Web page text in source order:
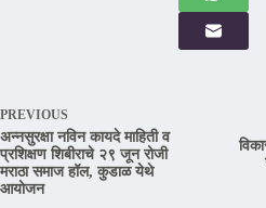
PREVIOUS
अन्नसुरक्षा नविन कायदे माहिती व
प्रशिक्षण शिबीराचे २९ जून रोजी
मराठा समाज हॉल, कुडाळ येथे
आयोजन